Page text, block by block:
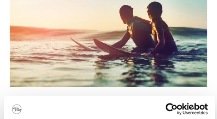
Pack Summer Surf
378€ por persona